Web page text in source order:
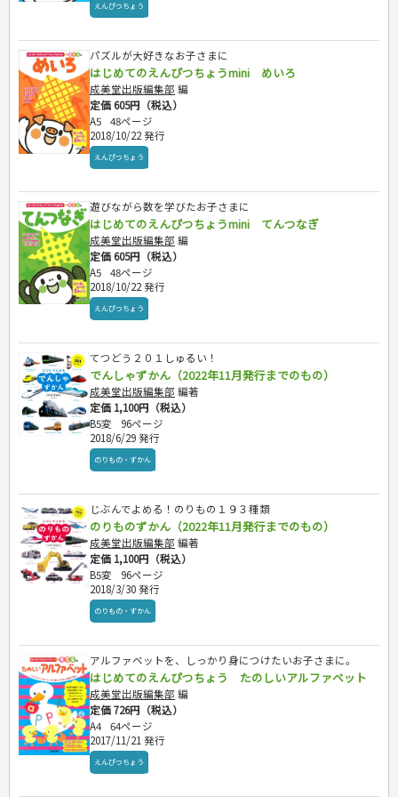
えんぴつちょう
パズルが大好きなお子さまに
はじめてのえんぴつちょうmini めいろ
成美堂出版編集部 編
定価 605円（税込）
A5
48ページ
2018/10/22 発行
えんぴつちょう
遊びながら数を学びたお子さまに
はじめてのえんぴつちょうmini てんつなぎ
成美堂出版編集部 編
定価 605円（税込）
A5
48ページ
2018/10/22 発行
えんぴつちょう
てつどう２０１しゅるい！
でんしゃずかん（2022年11月発行までのもの）
成美堂出版編集部 編著
定価 1,100円（税込）
B5変
96ページ
2018/6/29 発行
のりもの・ずかん
じぶんでよめる！のりもの１９３種類
のりものずかん（2022年11月発行までのもの）
成美堂出版編集部 編著
定価 1,100円（税込）
B5変
96ページ
2018/3/30 発行
のりもの・ずかん
アルファベットを、しっかり身につけたいお子さまに。
はじめてのえんぴつちょう たのしいアルファベット
成美堂出版編集部 編
定価 726円（税込）
A4
64ページ
2017/11/21 発行
えんぴつちょう